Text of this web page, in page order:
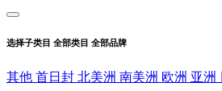
选择子类目 全部类目 全部品牌
其他 首日封 北美洲 南美洲 欧洲 亚洲